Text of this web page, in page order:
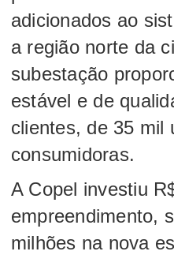
adicionados ao
a região norte da
subestação
estável e de
clientes, de 35 mil
consumidoras.
A Copel investiu
empreendimento,
milhões na nova